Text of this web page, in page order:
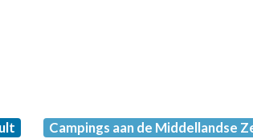
Campings aan de Middellandse